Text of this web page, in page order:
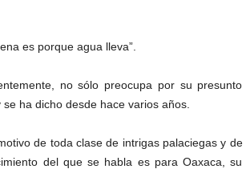
es porque agua lleva”.
no sólo preocupa por su presunto
ha dicho desde hace varios años.
de toda clase de intrigas palaciegas y de
del que se habla es para Oaxaca, su